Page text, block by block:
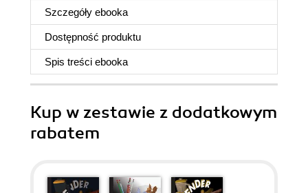
Szczegóły ebooka
Dostępność produktu
Spis treści ebooka
Kup w zestawie z dodatkowym
rabatem